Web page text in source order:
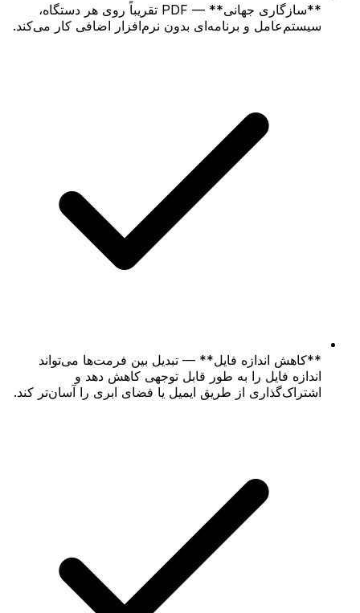
**سازگاری جهانی** — PDF تقریباً روی هر دستگاه،
سیستم‌عامل و برنامه‌ای بدون نرم‌افزار اضافی کار می‌کند.
**کاهش اندازه فایل** — تبدیل بین فرمت‌ها می‌تواند
اندازه فایل را به طور قابل توجهی کاهش دهد و
اشتراک‌گذاری از طریق ایمیل یا فضای ابری را آسان‌تر کند.